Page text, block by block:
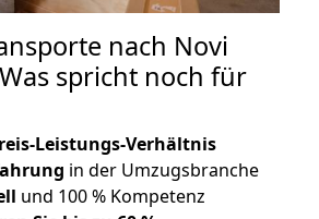
nach Novi
spricht noch für
Leistungs-Verhältnis
in der Umzugsbranche
und 100 % Kompetenz